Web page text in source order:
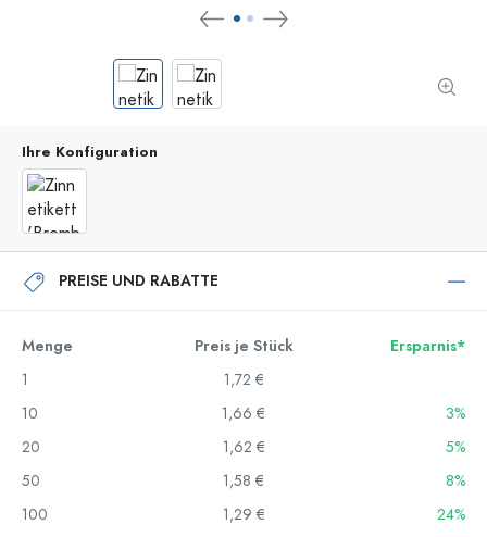
Ihre Konfiguration
PREISE UND RABATTE
Menge Preis je Stück
Ersparnis*
1
1,72 €
10
1,66 €
3%
20
1,62 €
5%
50
1,58 €
8%
100
1,29 €
24%